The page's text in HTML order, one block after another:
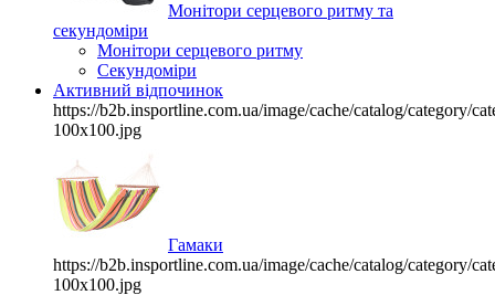
Монітори серцевого ритму та
секундоміри
Монітори серцевого ритму
Секундоміри
Активний відпочинок
https://b2b.insportline.com.ua/image/cache/catalog/category/
100x100.jpg
Гамаки
https://b2b.insportline.com.ua/image/cache/catalog/category/
100x100.jpg